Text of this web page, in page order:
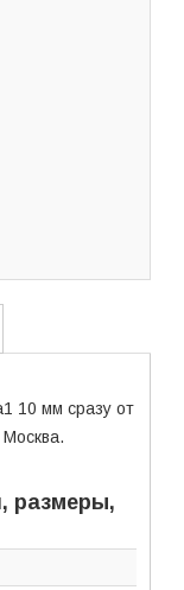
10 мм сразу от
размеры,